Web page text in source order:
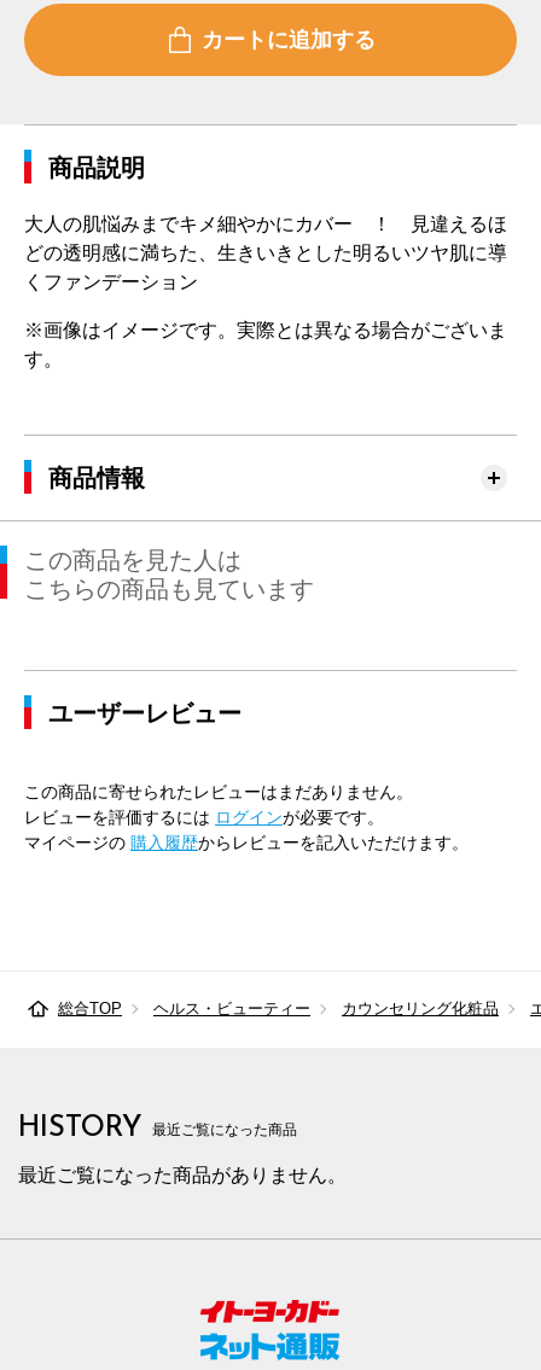
商品説明
大人の肌悩みまでキメ細やかにカバー ！ 見違えるほ
どの透明感に満ちた、生きいきとした明るいツヤ肌に導
くファンデーション
※画像はイメージです。実際とは異なる場合がございま
す。
商品情報
この商品を見た人は
こちらの商品も見ています
ユーザーレビュー
この商品に寄せられたレビューはまだありません。
レビューを評価するには ログインが必要です。
マイページの 購入履歴からレビューを記入いただけます。
総合TOP ヘルス・ビューティー カウンセリング化粧品
HISTORY 最近ご覧になった商品
最近ご覧になった商品がありません。